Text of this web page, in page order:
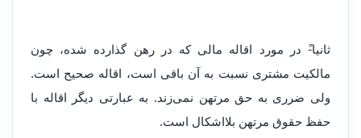
ثانیا-ً در مورد اقاله مالی که در رهن گذارده شده، چون
مالکیت مشتری نسبت به آن باقی است، اقاله صحیح است.
ولی ضرری به حق مرتهن نمی‌زند. به عبارتی دیگر اقاله با
حفظ حقوق مرتهن بلااشکال است.